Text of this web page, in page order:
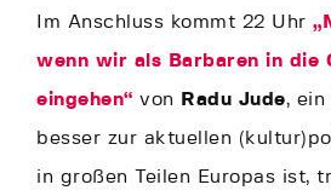
Im Anschluss kommt 22 Uhr
wenn wir als Barbaren in die
eingehen“ von Radu Jude,
besser zur aktuellen
in großen Teilen Europas ist,